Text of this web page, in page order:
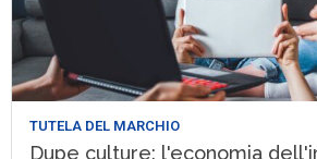
TUTELA DEL MARCHIO
Dupe culture: l'economia